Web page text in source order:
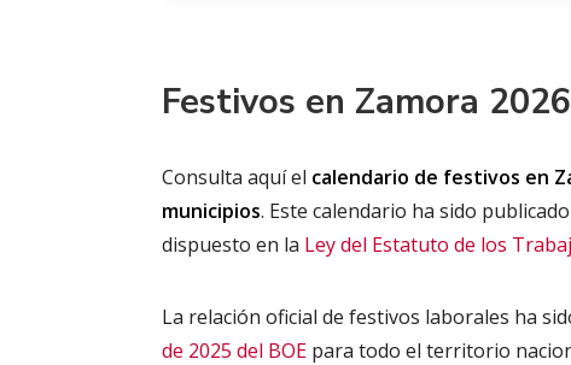
Festivos en Zamora
Consulta aquí el calendario de festivos en
municipios. Este calendario ha sido
dispuesto en la Ley del Estatuto de los
La relación oficial de festivos laborales ha
de 2025 del BOE para todo el territorio